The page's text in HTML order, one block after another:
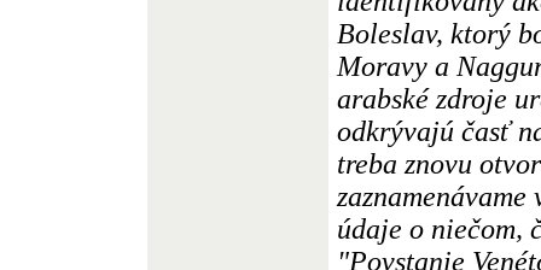
Boleslav, ktorý
Moravy a
arabské zdroje
odkrývajú časť
treba znovu
údaje o niečom,
"Povstanie